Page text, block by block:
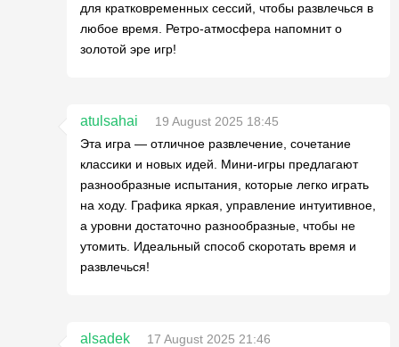
для кратковременных сессий, чтобы развлечься в
любое время. Ретро-атмосфера напомнит о
золотой эре игр!
atulsahai
19 August 2025 18:45
Эта игра — отличное развлечение, сочетание
классики и новых идей. Мини-игры предлагают
разнообразные испытания, которые легко играть
на ходу. Графика яркая, управление интуитивное,
а уровни достаточно разнообразные, чтобы не
утомить. Идеальный способ скоротать время и
развлечься!
alsadek
17 August 2025 21:46